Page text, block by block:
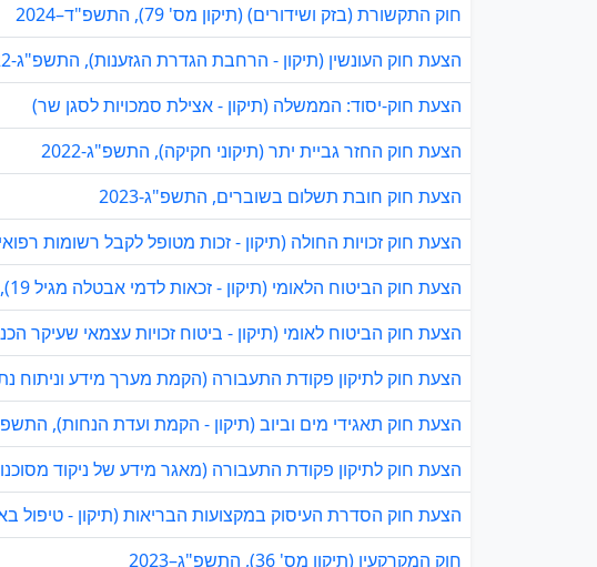
חוק התקשורת (בזק ושידורים) (תיקון מס' 79), התשפ"ד–2024
הצעת חוק העונשין (תיקון - הרחבת הגדרת הגזענות), התשפ"ג-2022
הצעת חוק-יסוד: הממשלה (תיקון - אצילת סמכויות לסגן שר)
הצעת חוק החזר גביית יתר (תיקוני חקיקה), התשפ"ג-2022
הצעת חוק חובת תשלום בשוברים, התשפ"ג-2023
הצעת חוק זכויות החולה (תיקון - זכות מטופל לקבל רשומות
הצעת חוק הביטוח הלאומי (תיקון - זכאות לדמי אבטלה מגיל 19), התשפ"ג-2022
הצעת חוק הביטוח לאומי (תיקון - ביטוח זכויות עצמאי שעיקר
הצעת חוק לתיקון פקודת התעבורה (הקמת מערך מידע וניתוח
הצעת חוק תאגידי מים וביוב (תיקון - הקמת ועדת הנחות), התשפ"ג-
הצעת חוק לתיקון פקודת התעבורה (מאגר מידע של ניקוד מסוכנות
הצעת חוק הסדרת העיסוק במקצועות הבריאות (תיקון - טיפול
חוק המקרקעין (תיקון מס' 36), התשפ"ג–2023